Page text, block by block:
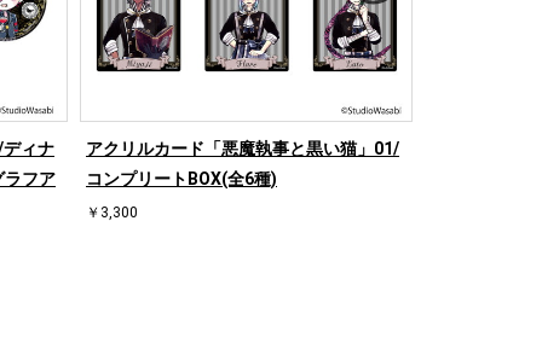
ィナ
ラフア
アクリルカード「悪魔執事と黒い猫」01/
コンプリートBOX(全6種)
￥3,300